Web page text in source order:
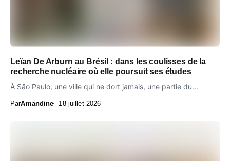
Leïan De Arburn au Brésil : dans les coulisses de la
recherche nucléaire où elle poursuit ses études
À São Paulo, une ville qui ne dort jamais, une partie du...
ParAmandine 18 juillet 2026